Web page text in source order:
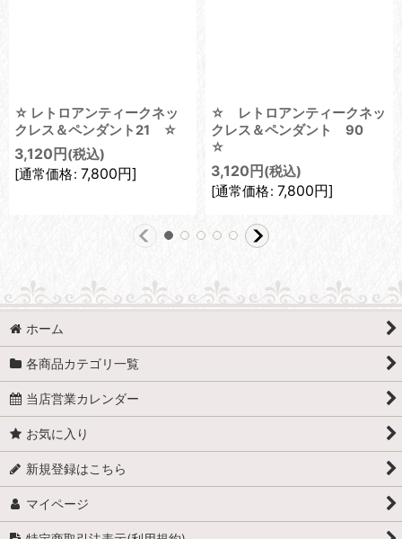
☆ レトロアンティークネッ
クレス＆ペンダント21 ☆
3,120 円 (税込)
[通常価格: 7,800円]
☆ レトロアンティークネッ
クレス＆ペンダント 90
☆
3,120 円 (税込)
[通常価格: 7,800円]
ホーム
各商品カテゴリ一覧
当店営業カレンダー
お気に入り
新規登録はこちら
マイページ